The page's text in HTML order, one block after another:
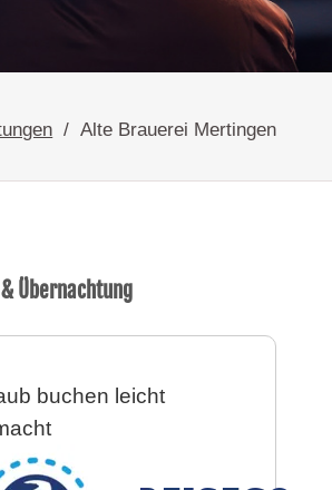
Alte Brauerei Mertingen
Übernachtung
buchen leicht